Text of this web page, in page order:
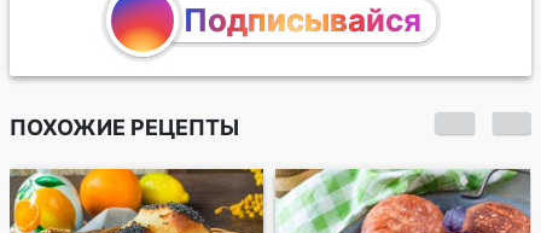
Подписывайся
ПОХОЖИЕ РЕЦЕПТЫ
Жареные пончики с
заварным кремом